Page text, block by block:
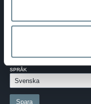
SVERIGE
SPRÅK